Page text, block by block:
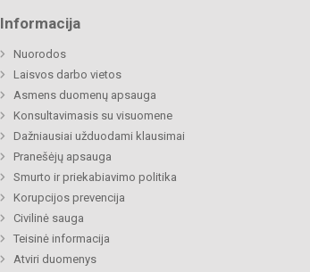
Informacija
Nuorodos
Laisvos darbo vietos
Asmens duomenų apsauga
Konsultavimasis su visuomene
Dažniausiai užduodami klausimai
Pranešėjų apsauga
Smurto ir priekabiavimo politika
Korupcijos prevencija
Civilinė sauga
Teisinė informacija
Atviri duomenys